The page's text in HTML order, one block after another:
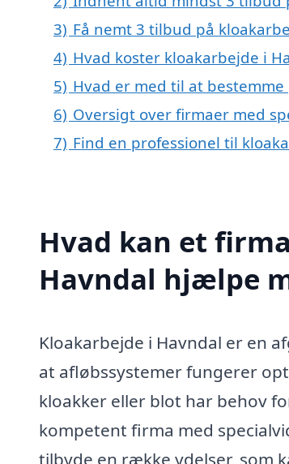
3) Få nemt 3 tilbud på
4) Hvad koster kloakarbejde i
5) Hvad er med til at
6) Oversigt over firmaer med
7) Find en professionel til
Hvad kan et
Havndal hjælpe
Kloakarbejde i Havndal er en
at afløbssystemer fungerer
kloakker eller blot har behov
kompetent firma med
tilbyde en række ydelser, som